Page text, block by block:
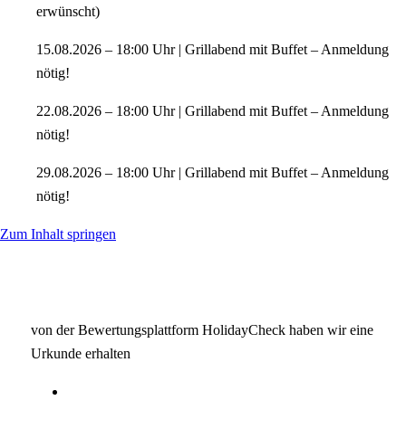
erwünscht)
15.08.2026 – 18:00 Uhr | Grillabend mit Buffet – Anmeldung
nötig!
22.08.2026 – 18:00 Uhr | Grillabend mit Buffet – Anmeldung
nötig!
29.08.2026 – 18:00 Uhr | Grillabend mit Buffet – Anmeldung
nötig!
Zum Inhalt springen
von der Bewertungsplattform HolidayCheck haben wir eine
Urkunde erhalten